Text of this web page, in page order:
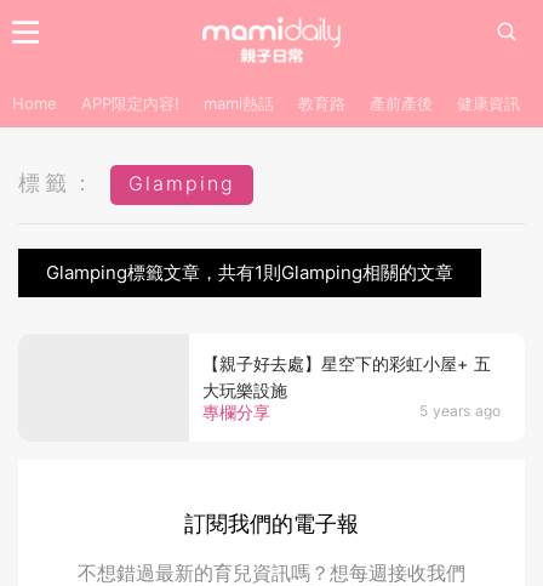
Home APP限定內容! mami熱話 教育路 產前產後 健康資訊
標籤： Glamping
Glamping標籤文章，共有1則Glamping相關的文章
專欄分享 5 years ago
【親子好去處】星空下的彩虹小屋+ 五
大玩樂設施
訂閱我們的電子報
不想錯過最新的育兒資訊嗎？想每週接收我們